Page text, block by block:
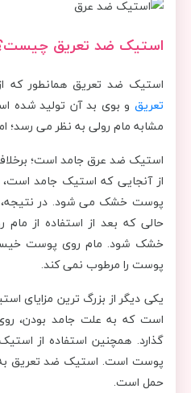
استیک ضد تعریق
استیک ضد تعریق همانطور که
تعریق و بوی بد آن تولید شده
مشابه مام رولی به نظر می رسد؛
استیک ضد عرق جامد است؛
از آنجایی که استیک جامد است،
پوست خشک می شود. در نتیجه،
حالی که بعد از استفاده از
خشک شود. مام روی پوست
پوست را مرطوب نمی کند.
یکی دیگر از بزرگ ترین مزایای
است که به علت جامد بودن،
گذارد. همچنین استفاده از
پوست است. استیک ضد تعریق به
حمل است.